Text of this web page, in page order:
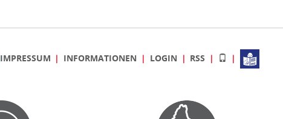
IMPRESSUM INFORMATIONEN LOGIN RSS